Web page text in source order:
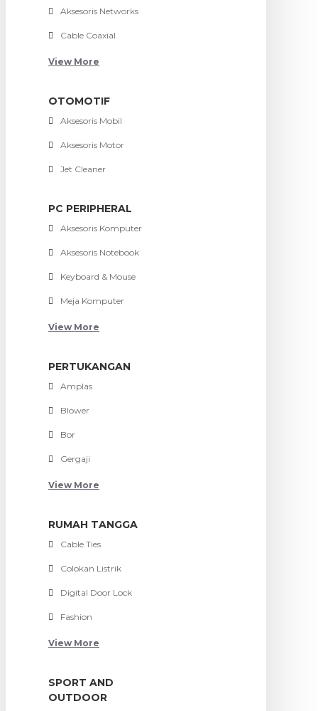
Aksesoris Networks
Cable Coaxial
View More
OTOMOTIF
Aksesoris Mobil
Aksesoris Motor
Jet Cleaner
PC PERIPHERAL
Aksesoris Komputer
Aksesoris Notebook
Keyboard & Mouse
Meja Komputer
View More
PERTUKANGAN
Amplas
Blower
Bor
Gergaji
View More
RUMAH TANGGA
Cable Ties
Colokan Listrik
Digital Door Lock
Fashion
View More
SPORT AND
OUTDOOR